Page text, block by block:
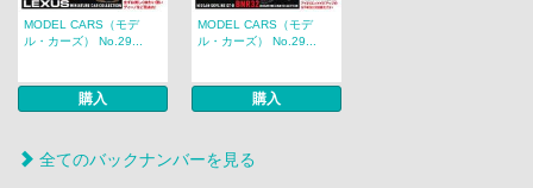
MODEL CARS（モデ
ル・カーズ） No.29...
購入
MODEL CARS（モデ
ル・カーズ） No.29...
購入
全てのバックナンバーを見る